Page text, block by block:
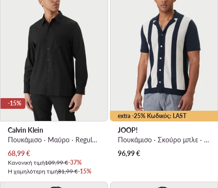
-15%
Calvin Klein
Πουκάμισο · Μαύρο · Regular Fit
Τρέχουσα τιμή
68,99€
Κανονική τιμή109,99 €-37%
Η χαμηλότερη τιμή81,99 €-15%
extra -25% Κωδικός: LAST
JOOP!
Πουκάμισο · Σκούρο μπλε · Regular Fit
96,99€